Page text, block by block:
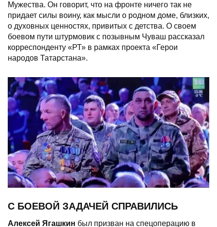
Мужества. Он говорит, что на фронте ничего так не
придает силы воину, как мысли о родном доме, близких,
о духовных ценностях, привитых с детства. О своем
боевом пути штурмовик с позывным Чуваш рассказал
корреспонденту «РТ» в рамках проекта «Герои
народов Татарстана».
С БОЕВОЙ ЗАДАЧЕЙ СПРАВИЛИСЬ
Алексей Ягашкин был призван на спецоперацию в